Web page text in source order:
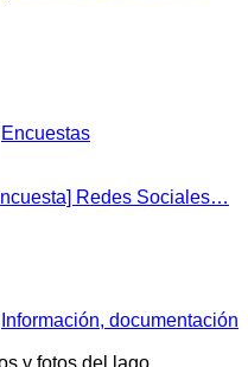
Encuestas
Redes Sociales…
Información, documentación
y fotos del lago,